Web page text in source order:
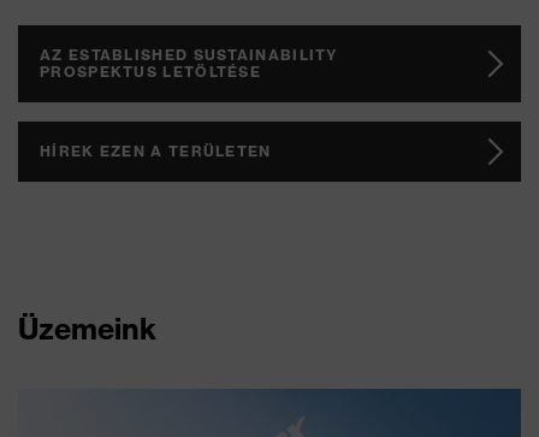
AZ ESTABLISHED SUSTAINABILITY
PROSPEKTUS LETÖLTÉSE
HÍREK EZEN A TERÜLETEN
Üzemeink